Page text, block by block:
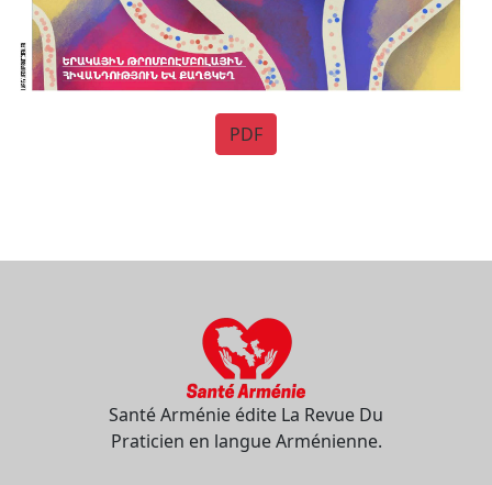
PDF
Santé Arménie édite La Revue Du
Praticien en langue Arménienne.